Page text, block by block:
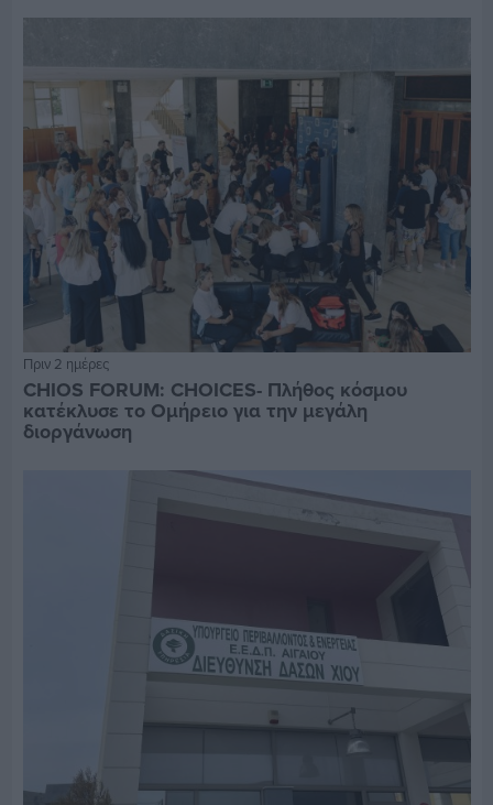
Πριν 2 ημέρες
CHIOS FORUM: CHOICES- Πλήθος κόσμου
κατέκλυσε το Ομήρειο για την μεγάλη
διοργάνωση